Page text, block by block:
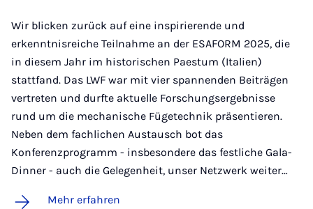
Wir blicken zurück auf eine inspirierende und
erkenntnisreiche Teilnahme an der ESAFORM 2025, die
in diesem Jahr im historischen Paestum (Italien)
stattfand. Das LWF war mit vier spannenden Beiträgen
vertreten und durfte aktuelle Forschungsergebnisse
rund um die mechanische Fügetechnik präsentieren.
Neben dem fachlichen Austausch bot das
Konferenzprogramm - insbesondere das festliche Gala-
Dinner - auch die Gelegenheit, unser Netzwerk weiter…
Mehr erfahren